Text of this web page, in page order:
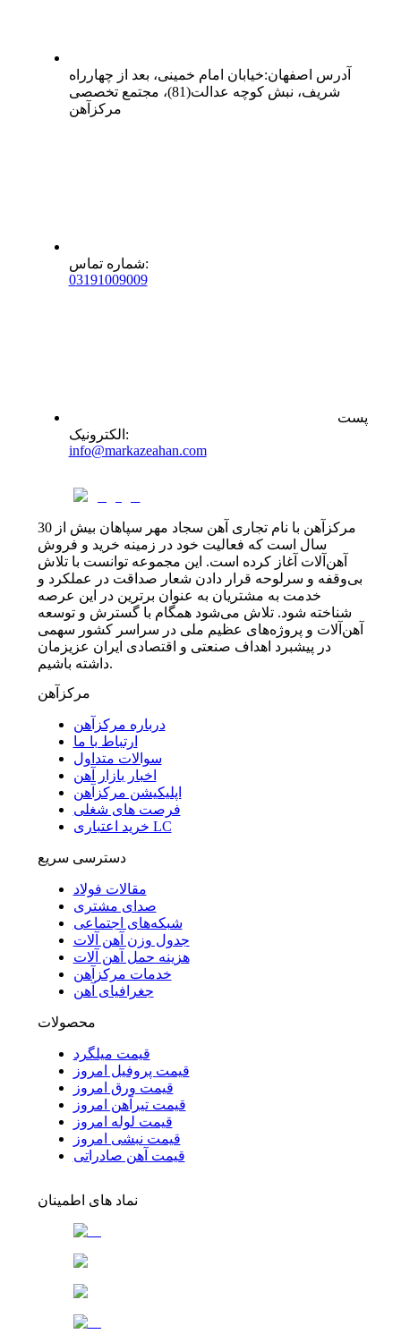
آدرس اصفهان:خیابان امام خمینی، بعد از چهارراه
شریف، نبش کوچه عدالت(81)، مجتمع تخصصی
مرکزآهن
شماره تماس:
03191009009
پست
الکترونیک :
info@markazeahan.com
مرکزآهن با نام تجاری آهن سجاد مهر سپاهان بیش از 30
سال است که فعالیت خود در زمینه خرید و فروش
آهن‌آلات آغاز کرده است. این مجموعه توانست با تلاش
بی‌وقفه و سرلوحه قرار دادن شعار صداقت در عملکرد و
خدمت به مشتریان به عنوان برترین در این عرصه
شناخته شود. تلاش می‌شود همگام با گسترش و توسعه
آهن‌آلات و پروژه‌های عظیم ملی در سراسر کشور سهمی
در پیشبرد اهداف صنعتی و اقتصادی ایران عزیزمان
داشته باشیم.
مرکزآهن
درباره مرکزآهن
ارتباط با ما
سوالات متداول
اخبار بازار آهن
اپلیکیشن مرکزآهن
فرصت های شغلی
خرید اعتباری LC
دسترسی سریع
مقالات فولاد
صدای مشتری
شبکه‌های اجتماعی
جدول وزن آهن آلات
هزینه حمل آهن آلات
خدمات مرکزآهن
جغرافیای آهن
محصولات
قیمت میلگرد
قیمت پروفیل امروز
قیمت ورق امروز
قیمت تیرآهن امروز
قیمت لوله امروز
قیمت نبشی امروز
قیمت آهن صادراتی
نماد های اطمینان